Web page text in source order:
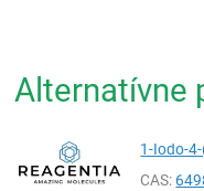
Alternatívne
1-Iodo-
CAS: